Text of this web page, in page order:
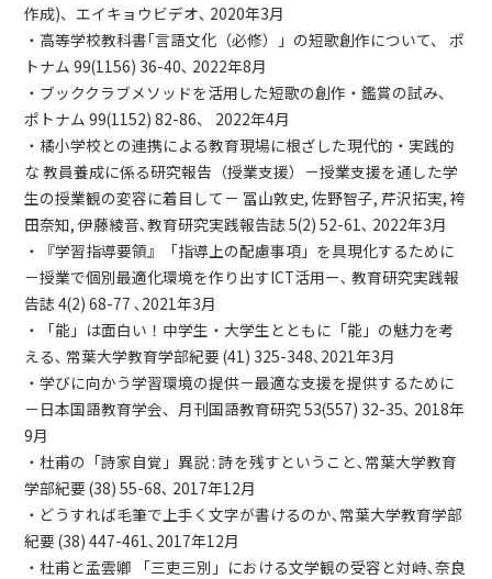
作成)、エイキョウビデオ､ 2020年3月
・高等学校教科書｢言語文化（必修）」の短歌創作について、 ポ
トナム 99(1156) 36-40､ 2022年8月
・ブッククラブメソッドを活用した短歌の創作・鑑賞の試み、
ポトナム 99(1152) 82-86、 2022年4月
・橘小学校との連携による教育現場に根ざした現代的・実践的
な 教員養成に係る研究報告（授業支援）－授業支援を通した学
生の授業観の変容に着目して－ 冨山敦史, 佐野智子, 芹沢拓実, 袴
田奈知, 伊藤綾音､教育研究実践報告誌 5(2) 52-61､ 2022年3月
・『学習指導要領』「指導上の配慮事項」を具現化するために
－授業で個別最適化環境を作り出すICT活用ー､ 教育研究実践報
告誌 4(2) 68-77 ､2021年3月
・「能」は面白い！中学生・大学生とともに「能」の魅力を考
える､ 常葉大学教育学部紀要 (41) 325-348､2021年3月
・学びに向かう学習環境の提供－最適な支援を提供するために
－日本国語教育学会、月刊国語教育研究 53(557) 32-35､ 2018年
9月
・杜甫の「詩家自覚」異説 : 詩を残すということ､常葉大学教育
学部紀要 (38) 55-68､ 2017年12月
・どうすれば毛筆で上手く文字が書けるのか､常葉大学教育学部
紀要 (38) 447-461､2017年12月
・杜甫と孟雲卿 「三吏三別」における文学観の受容と対峙､奈良